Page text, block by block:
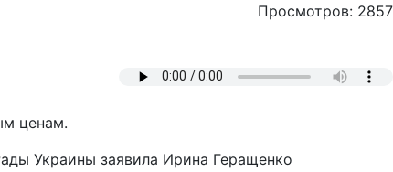
Просмотров: 2857
ценам.
Украины заявила Ирина Геращенко